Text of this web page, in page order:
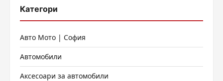
Категори
Авто Мото | София
Автомобили
Аксесоари за автомобили